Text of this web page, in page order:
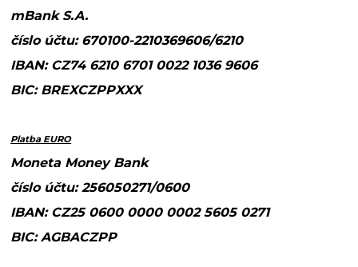
mBank S.A.
číslo účtu: 670100-2210369606/6210
IBAN: CZ74 6210 6701 0022 1036 9606
BIC: BREXCZPPXXX
Platba EURO
Moneta Money Bank
číslo účtu: 256050271/0600
IBAN: CZ25 0600 0000 0002 5605 0271
BIC: AGBACZPP